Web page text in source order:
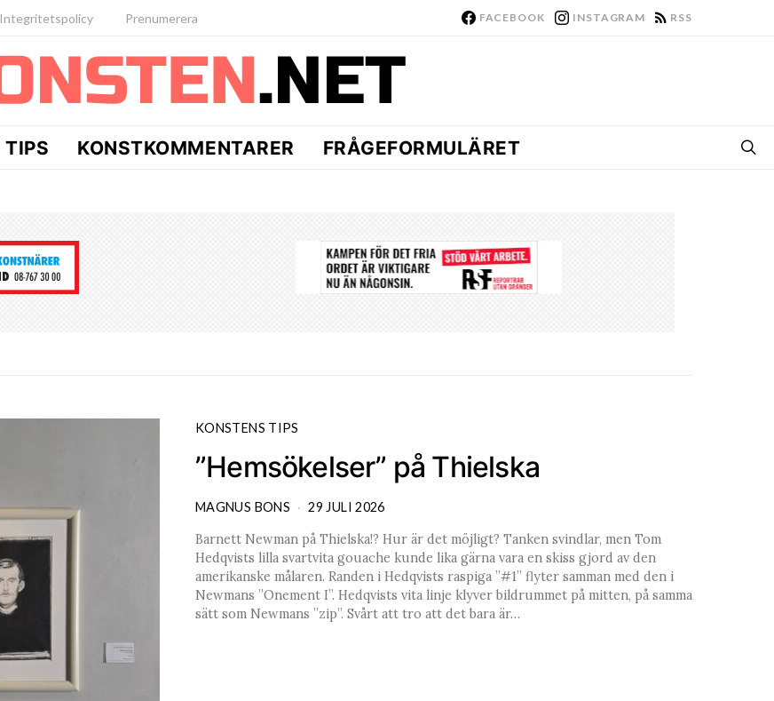
Integritetspolicy Prenumerera FACEBOOK INSTAGRAM RSS
TIPS KONSTKOMMENTARER FRÅGEFORMULÄRET
KONSTENS TIPS
”Hemsökelser” på Thielska
MAGNUS BONS 29 JULI 2026
Barnett Newman på Thielska!? Hur är det möjligt? Tanken svindlar, men Tom
Hedqvists lilla svartvita gouache kunde lika gärna vara en skiss gjord av den
amerikanske målaren. Randen i Hedqvists raspiga ”#1” flyter samman med den i
Newmans ”Onement I”. Hedqvists vita linje klyver bildrummet på mitten, på samma
sätt som Newmans ”zip”. Svårt att tro att det bara är…